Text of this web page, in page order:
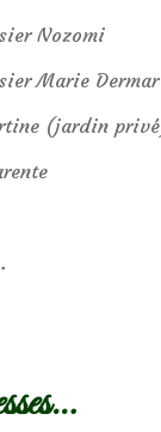
Nozomi
Marie Dermar
(jardin